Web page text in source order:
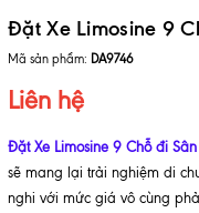
Đặt Xe Limosine 9
Mã sản phẩm: DA9746
Liên hệ
Đặt Xe Limosine 9 Chỗ đi
sẽ mang lại trải nghiệm di
nghi với mức giá vô cùng